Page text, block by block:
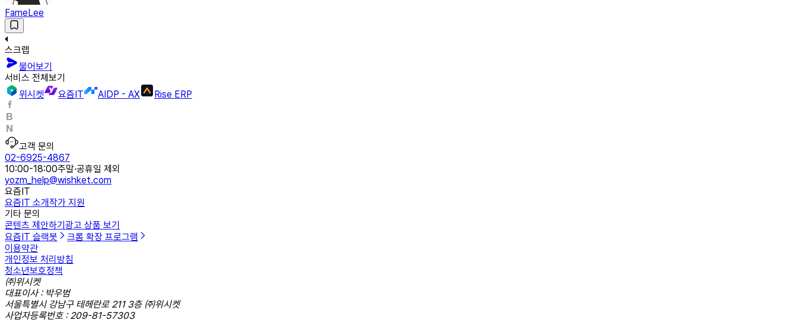
FameLee
스크랩
물어보기
서비스 전체보기
위시켓
요즘IT AIDP - AX Rise ERP
고객 문의
02-6925-4867
10:00-18:00주말·공휴일 제외
yozm_help@wishket.com
요즘IT
요즘IT 소개작가 지원
기타 문의
콘텐츠 제안하기 광고 상품 보기
요즘IT 슬랙봇
크롬 확장 프로그램
이용약관
개인정보 처리방침
청소년보호정책
㈜위시켓
대표이사 : 박우범
서울특별시 강남구 테헤란로 211 3층 ㈜위시켓
사업자등록번호 : 209-81-57303